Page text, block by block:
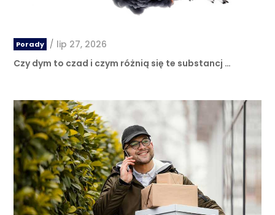
Porady / lip 27, 2026
Czy dym to czad i czym różnią się te substancj …